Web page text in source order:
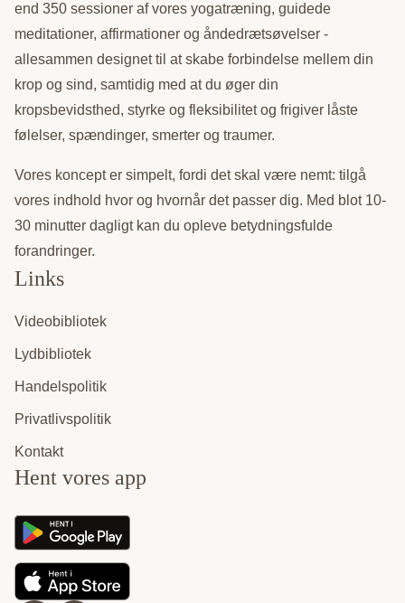
end 350 sessioner af vores yogatræning, guidede
meditationer, affirmationer og åndedrætsøvelser -
allesammen designet til at skabe forbindelse mellem din
krop og sind, samtidig med at du øger din
kropsbevidsthed, styrke og fleksibilitet og frigiver låste
følelser, spændinger, smerter og traumer.
Vores koncept er simpelt, fordi det skal være nemt: tilgå
vores indhold hvor og hvornår det passer dig. Med blot 10-
30 minutter dagligt kan du opleve betydningsfulde
forandringer.
Links
Videobibliotek
Lydbibliotek
Handelspolitik
Privatlivspolitik
Kontakt
Hent vores app